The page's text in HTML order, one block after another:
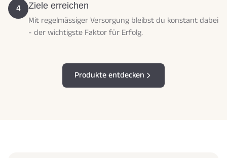
4 Ziele erreichen
Mit regelmässiger Versorgung bleibst du konstant dabei
- der wichtigste Faktor für Erfolg.
Produkte entdecken